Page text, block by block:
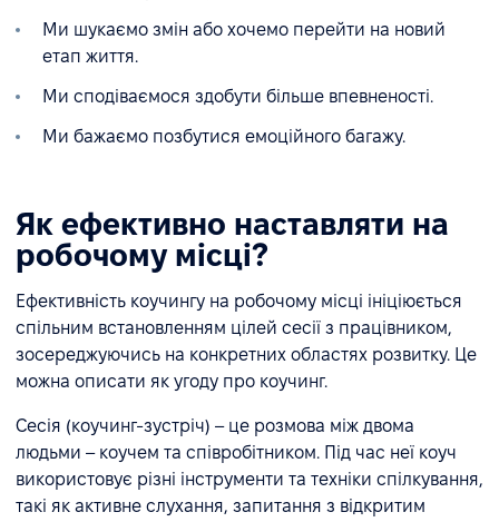
Ми шукаємо змін або хочемо перейти на новий
етап життя.
Ми сподіваємося здобути більше впевненості.
Ми бажаємо позбутися емоційного багажу.
Як ефективно наставляти на
робочому місці?
Ефективність коучингу на робочому місці ініціюється
спільним встановленням цілей сесії з працівником,
зосереджуючись на конкретних областях розвитку. Це
можна описати як угоду про коучинг.
Сесія (коучинг-зустріч) – це розмова між двома
людьми – коучем та співробітником. Під час неї коуч
використовує різні інструменти та техніки спілкування,
такі як активне слухання, запитання з відкритим